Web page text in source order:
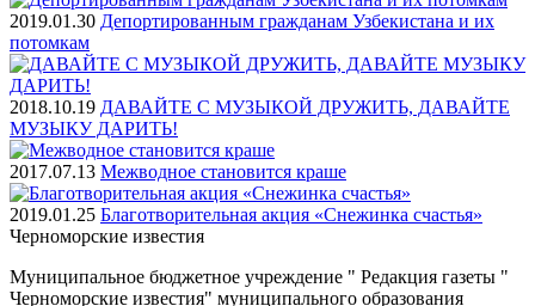
2019.01.30 Депортированным гражданам Узбекистана и их
потомкам
2018.10.19 ДАВАЙТЕ С МУЗЫКОЙ ДРУЖИТЬ, ДАВАЙТЕ
МУЗЫКУ ДАРИТЬ!
2017.07.13 Межводное становится краше
2019.01.25 Благотворительная акция «Снежинка счастья»
Черноморские известия
Муниципальное бюджетное учреждение " Редакция газеты "
Черноморские известия" муниципального образования